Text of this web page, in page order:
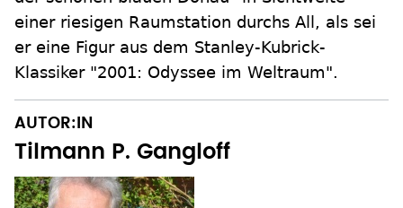
einer riesigen Raumstation durchs All, als sei
er eine Figur aus dem Stanley-Kubrick-
Klassiker "2001: Odyssee im Weltraum".
AUTOR:IN
Tilmann P. Gangloff